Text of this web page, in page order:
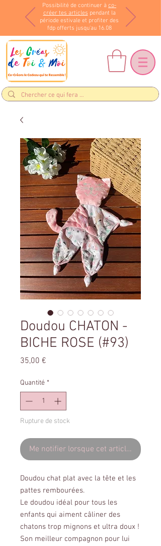
Possibilité de continuer à co-
créer tes articles pendant la
période estivale et profiter des
fdp offerts jusqu'au 16.08
Doudou CHATON -
BICHE ROSE (#93)
35,00 €
Quantité *
Rupture de stock
Me notifier lorsque cet article est
Doudou chat plat avec la tête et les
pattes rembourées.
Le doudou idéal pour tous les
enfants qui aiment câliner des
chatons trop mignons et ultra doux !
Son meilleur compagnon pour lui